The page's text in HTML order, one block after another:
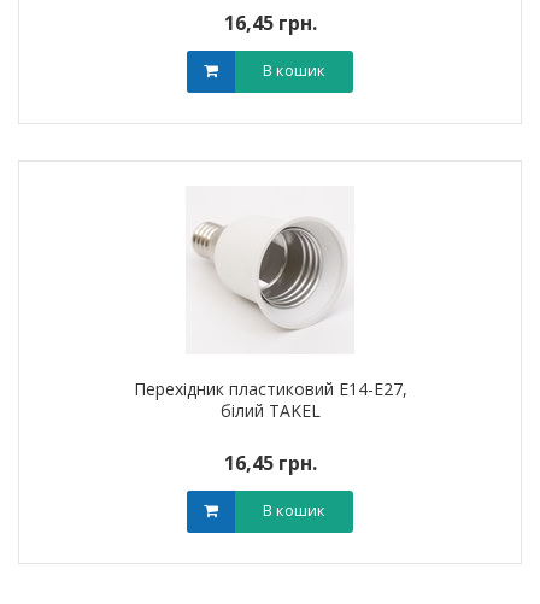
16,45 грн.
В кошик
Перехідник пластиковий Е14-Е27,
білий TAKEL
16,45 грн.
В кошик